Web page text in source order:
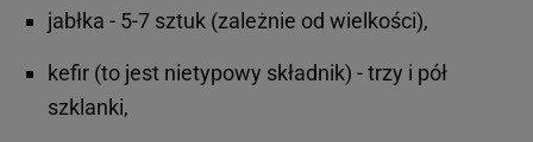
jabłka - 5-7 sztuk (zależnie od wielkości),
kefir (to jest nietypowy składnik) - trzy i pół
szklanki,